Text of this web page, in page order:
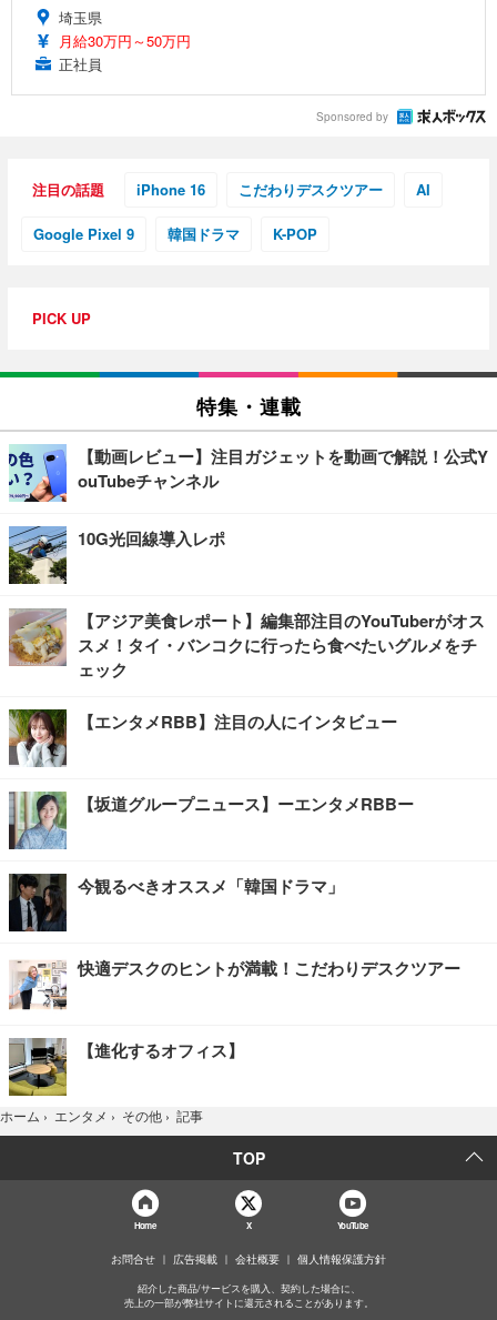
埼玉県
月給30万円～50万円
正社員
Sponsored by
注目の話題 iPhone 16 こだわりデスクツアー AI
Google Pixel 9 韓国ドラマ K-POP
PICK UP
特集・連載
【動画レビュー】注目ガジェットを動画で解説！公式Y
ouTubeチャンネル
10G光回線導入レポ
【アジア美食レポート】編集部注目のYouTuberがオス
スメ！タイ・バンコクに行ったら食べたいグルメをチ
ェック
【エンタメRBB】注目の人にインタビュー
【坂道グループニュース】ーエンタメRBBー
今観るべきオススメ「韓国ドラマ」
快適デスクのヒントが満載！こだわりデスクツアー
【進化するオフィス】
ホーム › エンタメ › その他 › 記事
TOP
Home X YouTube
お問合せ 広告掲載 会社概要 個人情報保護方針
紹介した商品/サービスを購入、契約した場合に、
売上の一部が弊社サイトに還元されることがあります。